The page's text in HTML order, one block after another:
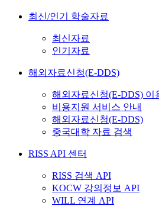
최신/인기 학술자료
최신자료
인기자료
해외자료신청(E-DDS)
해외자료신청(E-DDS) 이
비용지원 서비스 안내
해외자료신청(E-DDS)
중국대학 자료 검색
RISS API 센터
RISS 검색 API
KOCW 강의정보 API
WILL 연계 API